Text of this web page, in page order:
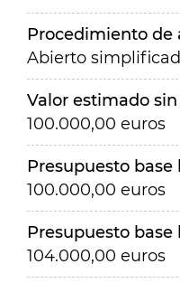
Procedimiento de
Abierto
Valor estimado
100.000,00 euros
Presupuesto
100.000,00 euros
Presupuesto
104.000,00 euros